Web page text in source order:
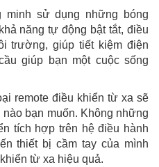
minh sử dụng những bóng
năng tự động bật tắt, điều
trường, giúp tiết kiệm điện
giúp bạn một cuộc sống
remote điều khiển từ xa sẽ
bạn muốn. Không những
tích hợp trên hệ điều hành
thiết bị cầm tay của mình
từ xa hiệu quả.